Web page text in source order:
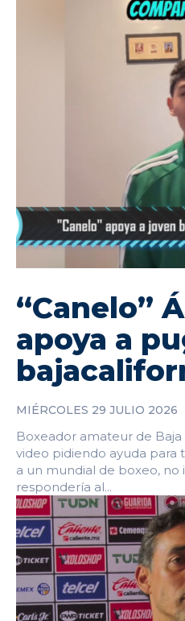
“Canelo”
apoya a
MIÉRCOLES 29 JULIO 2026
Boxeador amateur de
video pidiendo ayuda
a un mundial de boxeo, no
respondería al...